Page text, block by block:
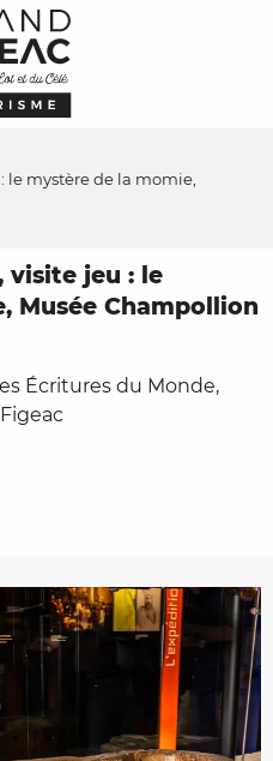
le mystère de la momie,
visite jeu : le
Musée Champollion
Écritures du Monde,